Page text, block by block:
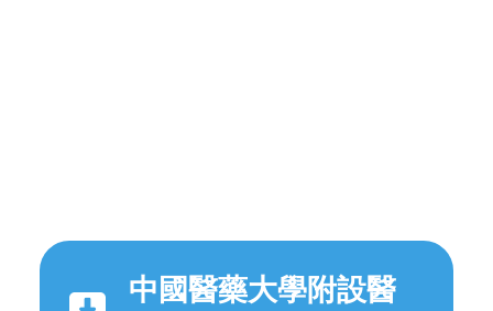
中國醫藥大學附設醫